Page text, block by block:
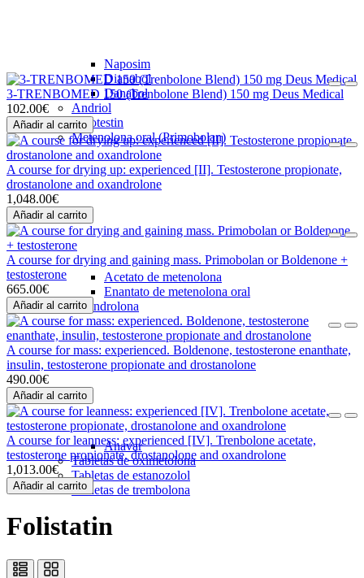
Naposim
Dianabol
Danabol
Andriol
Halotestin
Metenolona oral (Primobolan)
Acetato de metenolona
Enantato de metenolona oral
Oxandrolona
Anavar
Tabletas de oximetolona
Tabletas de estanozolol
Tabletas de trembolona
3-TRENBOMED 150 (Trenbolone Blend) 150 mg Deus Medical
102.00€
Añadir al carrito
A course for drying up: experienced [II]. Testosterone propionate,
drostanolone and oxandrolone
1,048.00€
Añadir al carrito
A course for drying and gaining mass. Primobolan or Boldenone +
testosterone
665.00€
Añadir al carrito
A course for mass: experienced. Boldenone, testosterone enanthate,
insulin, testosterone propionate and drostanolone
490.00€
Añadir al carrito
A course for leanness: experienced [IV]. Trenbolone acetate,
testosterone propionate, drostanolone and oxandrolone
1,013.00€
Añadir al carrito
Folistatin